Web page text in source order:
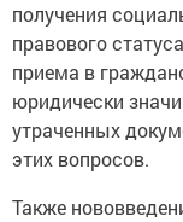
получения
правового
приема в
юридически
утраченных
этих вопросов.
Также